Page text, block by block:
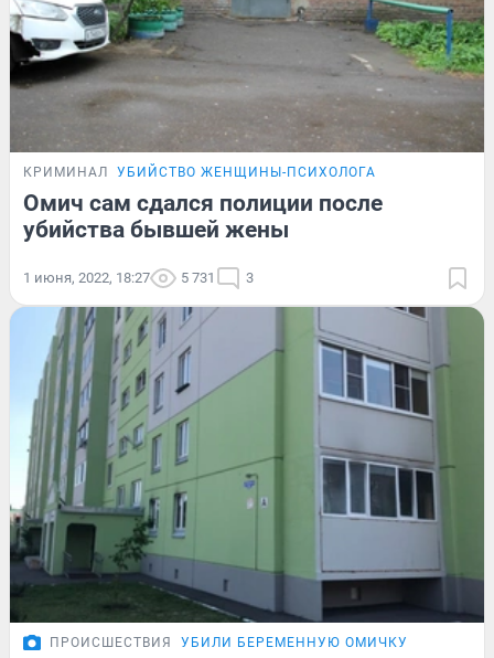
КРИМИНАЛ УБИЙСТВО ЖЕНЩИНЫ-ПСИХОЛОГА
Омич сам сдался полиции после
убийства бывшей жены
1 июня, 2022, 18:27 5 731 3
ПРОИСШЕСТВИЯ УБИЛИ БЕРЕМЕННУЮ ОМИЧКУ